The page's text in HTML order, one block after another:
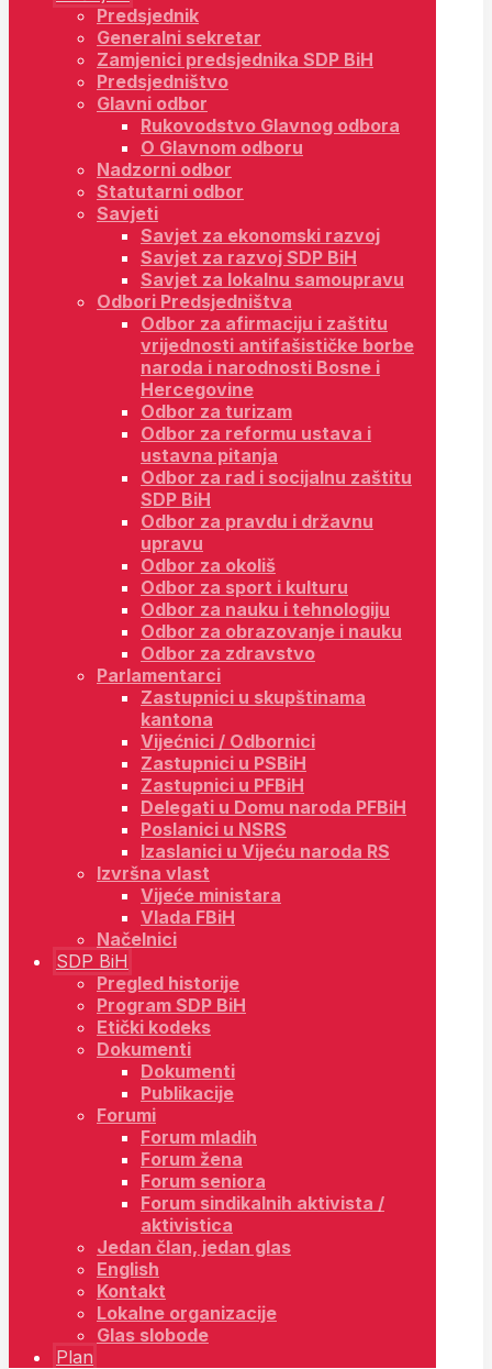
Predsjednik
Generalni sekretar
Zamjenici predsjednika SDP BiH
Predsjedništvo
Glavni odbor
Rukovodstvo Glavnog odbora
O Glavnom odboru
Nadzorni odbor
Statutarni odbor
Savjeti
Savjet za ekonomski razvoj
Savjet za razvoj SDP BiH
Savjet za lokalnu samoupravu
Odbori Predsjedništva
Odbor za afirmaciju i zaštitu
vrijednosti antifašističke borbe
naroda i narodnosti Bosne i
Hercegovine
Odbor za turizam
Odbor za reformu ustava i
ustavna pitanja
Odbor za rad i socijalnu zaštitu
SDP BiH
Odbor za pravdu i državnu
upravu
Odbor za okoliš
Odbor za sport i kulturu
Odbor za nauku i tehnologiju
Odbor za obrazovanje i nauku
Odbor za zdravstvo
Parlamentarci
Zastupnici u skupštinama
kantona
Vijećnici / Odbornici
Zastupnici u PSBiH
Zastupnici u PFBiH
Delegati u Domu naroda PFBiH
Poslanici u NSRS
Izaslanici u Vijeću naroda RS
Izvršna vlast
Vijeće ministara
Vlada FBiH
Načelnici
SDP BiH
Pregled historije
Program SDP BiH
Etički kodeks
Dokumenti
Dokumenti
Publikacije
Forumi
Forum mladih
Forum žena
Forum seniora
Forum sindikalnih aktivista /
aktivistica
Jedan član, jedan glas
English
Kontakt
Lokalne organizacije
Glas slobode
Plan